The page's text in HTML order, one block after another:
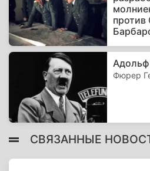
Адольф
Фюрер
СВЯЗАННЫЕ